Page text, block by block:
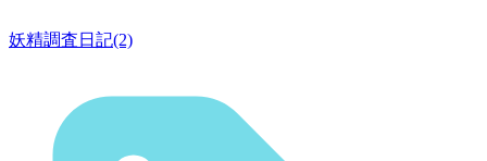
妖精調査日記(2)